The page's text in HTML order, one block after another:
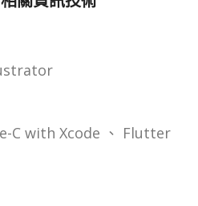
C with Xcode 、 Flutter